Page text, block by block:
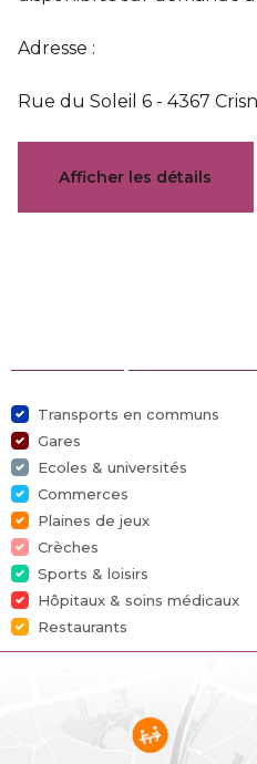
Adresse :
Rue du Soleil 6 - 4367
Documents
Général
Référence
Catégorie
Meublé
Nombre de chambres
Nombre de salles de bain
Surface du jardin
Afficher les détails
Transports en communs
Gares
Ecoles & universités
Commerces
Plaines de jeux
Crèches
Sports & loisirs
Hôpitaux & soins médicaux
Restaurants